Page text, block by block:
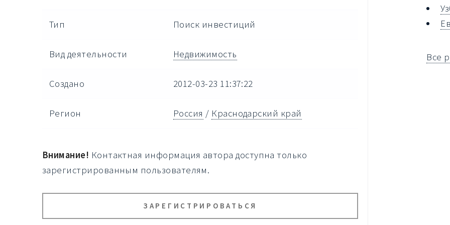
Тип Поиск инвестиций
Вид деятельности Недвижимость
Создано 2012-03-23 11:37:22
Регион Россия / Краснодарский край
Внимание! Контактная информация автора доступна только
зарегистрированным пользователям.
ЗАРЕГИСТРИРОВАТЬСЯ
Все